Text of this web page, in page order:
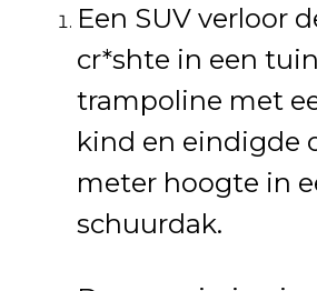
Een SUV verloor
cr*shte in een
trampoline met
kind en eindigde
meter hoogte in
schuurdak.